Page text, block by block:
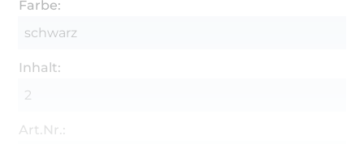
Farbe:
schwarz
Inhalt:
2
Art.Nr.: